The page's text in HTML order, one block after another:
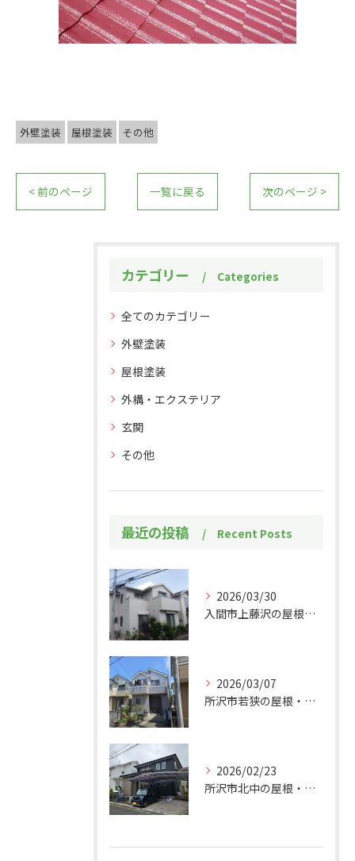
外壁塗装 屋根塗装 その他
< 前のページ 一覧に戻る 次のページ >
カテゴリー Categories
全てのカテゴリー
外壁塗装
屋根塗装
外構・エクステリア
玄関
その他
最近の投稿 Recent Posts
2026/03/30
入間市上藤沢の屋根・外壁塗装工事施工事例
2026/03/07
所沢市若狭の屋根・外壁塗装工事施工事例
2026/02/23
所沢市北中の屋根・外壁塗装工事施工事例